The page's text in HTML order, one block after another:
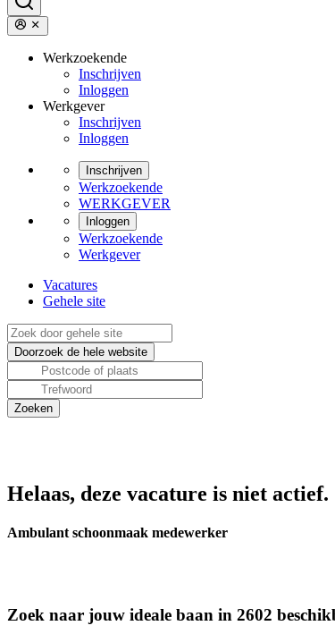
Werkzoekende
Inschrijven
Inloggen
Werkgever
Inschrijven
Inloggen
Inschrijven
Werkzoekende
WERKGEVER
Inloggen
Werkzoekende
Werkgever
Vacatures
Gehele site
Helaas, deze vacature is niet actief.
Ambulant schoonmaak medewerker
Zoek naar jouw ideale baan in 2602